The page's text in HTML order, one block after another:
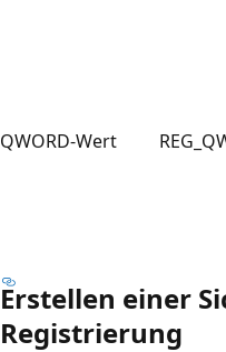
QWORD-Wert
Erstellen einer
Registrierung